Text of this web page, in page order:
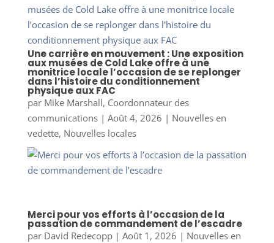
Une carrière en mouvement : Une exposition
aux musées de Cold Lake offre à une
monitrice locale l’occasion de se replonger
dans l’histoire du conditionnement
physique aux FAC
par Mike Marshall, Coordonnateur des
communications| Août 4, 2026 | Nouvelles en
vedette, Nouvelles locales
Merci pour vos efforts à l’occasion de la
passation de commandement de l’escadre
par David Redecopp| Août 1, 2026 | Nouvelles en